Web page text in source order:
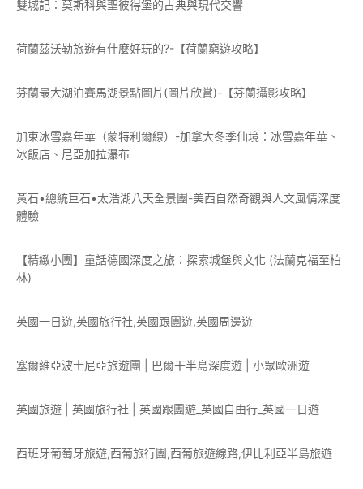
雙城記：莫斯科與聖彼得堡的古典與現代交響
荷蘭茲沃勒旅遊有什麼好玩的?-【荷蘭窮遊攻略】
芬蘭最大湖泊賽馬湖景點圖片(圖片欣賞)-【芬蘭攝影攻略】
加東冰雪嘉年華（蒙特利爾線）-加拿大冬季仙境：冰雪嘉年華、
冰飯店、尼亞加拉瀑布
黃石•總統巨石•太浩湖八天全景團-美西自然奇觀與人文風情深度
體驗
【精緻小團】童話德國深度之旅：探索城堡與文化 (法蘭克福至柏
林)
英國一日遊,英國旅行社,英國跟團遊,英國周邊遊
塞爾維亞波士尼亞旅遊團 | 巴爾干半島深度遊 | 小眾歐洲遊
英國旅遊 | 英國旅行社 | 英國跟團遊_英國自由行_英國一日遊
西班牙葡萄牙旅遊,西葡旅行團,西葡旅遊線路,伊比利亞半島旅遊